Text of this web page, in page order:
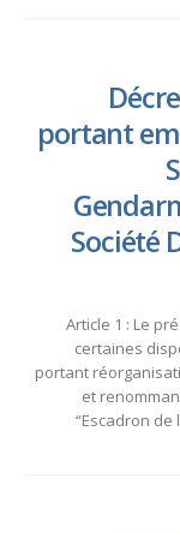
portant
Société
Article 1 : Le
certaines
portant
et
“Escadron